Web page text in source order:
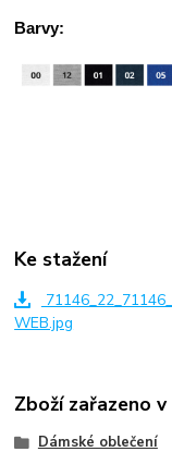
Barvy:
Ke stažení
WEB.jpg
Zboží zařazeno
Dámské oblečení